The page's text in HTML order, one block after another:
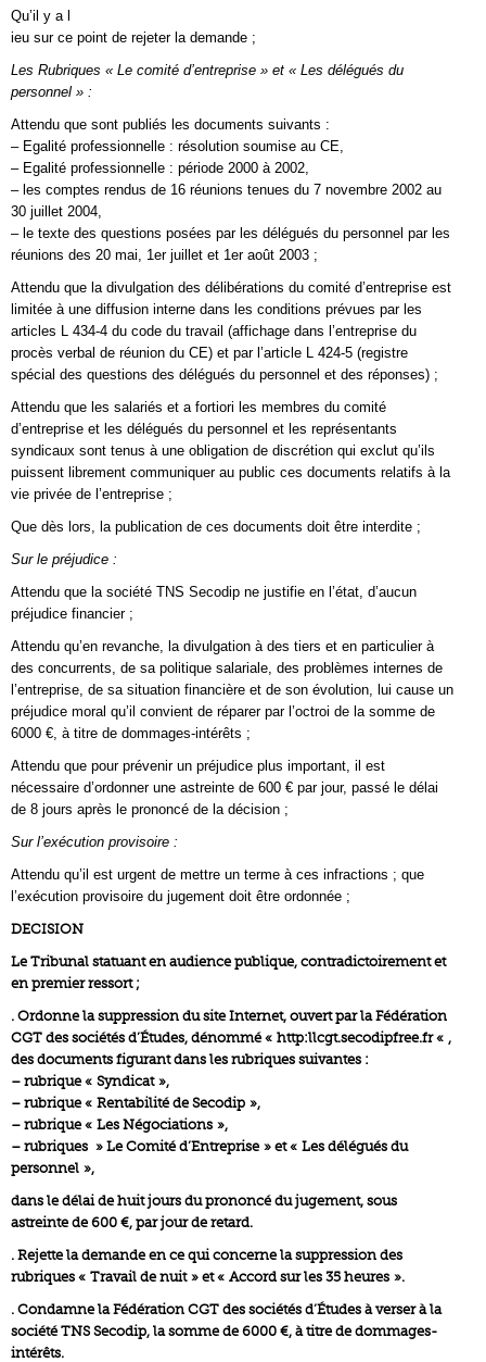
Qu’il y a l
ieu sur ce point de rejeter la demande ;
Les Rubriques « Le comité d’entreprise » et « Les délégués du
personnel » :
Attendu que sont publiés les documents suivants :
– Egalité professionnelle : résolution soumise au CE,
– Egalité professionnelle : période 2000 à 2002,
– les comptes rendus de 16 réunions tenues du 7 novembre 2002 au
30 juillet 2004,
– le texte des questions posées par les délégués du personnel par les
réunions des 20 mai, 1er juillet et 1er août 2003 ;
Attendu que la divulgation des délibérations du comité d’entreprise est
limitée à une diffusion interne dans les conditions prévues par les
articles L 434-4 du code du travail (affichage dans l’entreprise du
procès verbal de réunion du CE) et par l’article L 424-5 (registre
spécial des questions des délégués du personnel et des réponses) ;
Attendu que les salariés et a fortiori les membres du comité
d’entreprise et les délégués du personnel et les représentants
syndicaux sont tenus à une obligation de discrétion qui exclut qu’ils
puissent librement communiquer au public ces documents relatifs à la
vie privée de l’entreprise ;
Que dès lors, la publication de ces documents doit être interdite ;
Sur le préjudice :
Attendu que la société TNS Secodip ne justifie en l’état, d’aucun
préjudice financier ;
Attendu qu’en revanche, la divulgation à des tiers et en particulier à
des concurrents, de sa politique salariale, des problèmes internes de
l’entreprise, de sa situation financière et de son évolution, lui cause un
préjudice moral qu’il convient de réparer par l’octroi de la somme de
6000 €, à titre de dommages-intérêts ;
Attendu que pour prévenir un préjudice plus important, il est
nécessaire d’ordonner une astreinte de 600 € par jour, passé le délai
de 8 jours après le prononcé de la décision ;
Sur l’exécution provisoire :
Attendu qu’il est urgent de mettre un terme à ces infractions ; que
l’exécution provisoire du jugement doit être ordonnée ;
DECISION
Le Tribunal statuant en audience publique, contradictoirement et
en premier ressort ;
. Ordonne la suppression du site Internet, ouvert par la Fédération
CGT des sociétés d’Études, dénommé « http:llcgt.secodipfree.fr « ,
des documents figurant dans les rubriques suivantes :
– rubrique « Syndicat »,
– rubrique « Rentabilité de Secodip »,
– rubrique « Les Négociations »,
– rubriques » Le Comité d’Entreprise » et « Les délégués du
personnel »,
dans le délai de huit jours du prononcé du jugement, sous
astreinte de 600 €, par jour de retard.
. Rejette la demande en ce qui concerne la suppression des
rubriques « Travail de nuit » et « Accord sur les 35 heures ».
. Condamne la Fédération CGT des sociétés d’Études à verser à la
société TNS Secodip, la somme de 6000 €, à titre de dommages-
intérêts.